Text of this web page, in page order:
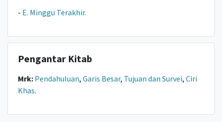
- E. Minggu Terakhir.
Pengantar Kitab
Mrk: Pendahuluan, Garis Besar, Tujuan dan Survei, Ciri
Khas.